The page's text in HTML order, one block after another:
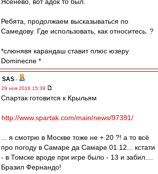
Ребята, продолжаем высказываться по
Самедову. Где использовать, как относитесь. ?
*слюнявя карандаш ставит плюс юзеру
Dominecne *
SAS -
29 ноя 2016 15:39
Спартак готовится к Крыльям
http://www.spartak.com/main/news/97391/
... я смотрю в Москве тоже не + 20 ?! а то всё
про погоду в Самаре да Самаре 01.12... кстати
- в Томске вроде при игре было - 13 и забил....
Бразил Фернандо!